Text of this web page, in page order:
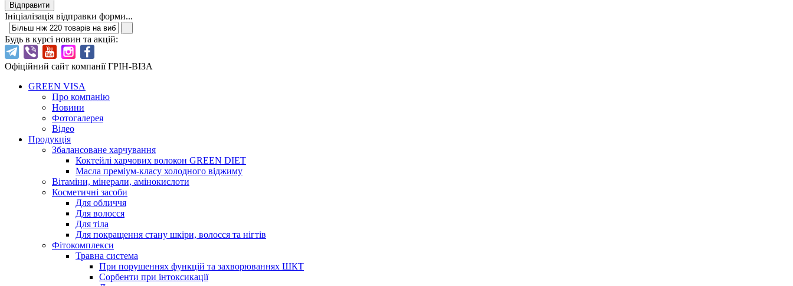
Відправити
Ініціалізація відправки форми...
Будь в курсі новин та акцій:
Офіційний сайт компанії ГРІН-ВІЗА
GREEN VISA
Про компанію
Новини
Фотогалерея
Відео
Продукція
Збалансоване харчування
Коктейлі харчових волокон GREEN DIET
Масла преміум-класу холодного віджиму
Вітаміни, мінерали, амінокислоти
Косметичні засоби
Для обличчя
Для волосся
Для тіла
Для покращення стану шкіри, волосся та нігтів
Фітокомплекси
Травна система
При порушеннях функцій та захворюваннях ШКТ
Сорбенти при інтоксикації